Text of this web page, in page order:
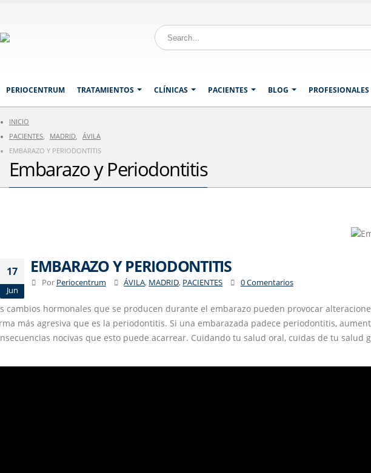
PERIOCENTRUM TRATAMIENTOS CLÍNICAS PACIENTES BLOG PROFESIONALES
INICIO
PACIENTES, MADRID,
ÁVILA
EMBARAZO Y PERIODONTITIS
Embarazo y Periodontitis
17
Jun
EMBARAZO Y PERIODONTITIS
Por Periocentrum ÁVILA, MADRID, PACIENTES 0 Comentarios
cambios hormonales que se producen durante el embarazo pueden provocar
más agresiva que es la periodontitis. Si una embarazada padece periodontitis,
nocivas que esto puede acarrear. Cuidando tu salud oral, cuidas de tu salud